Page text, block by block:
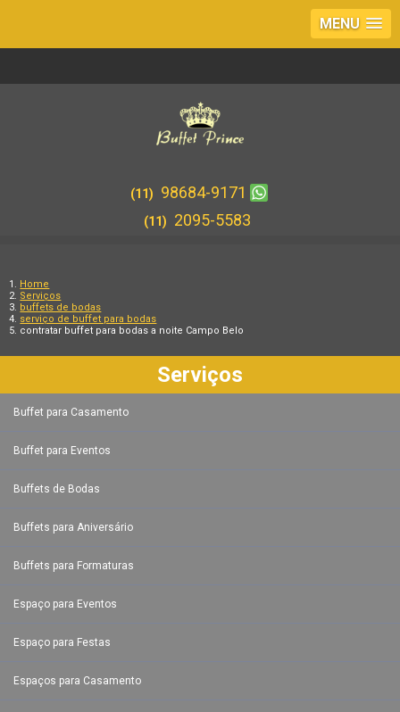
MENU
(11) 98684-9171
(11) 2095-5583
Home
Serviços
buffets de bodas
serviço de buffet para bodas
contratar buffet para bodas a noite Campo Belo
Serviços
Buffet para Casamento
Buffet para Eventos
Buffets de Bodas
Buffets para Aniversário
Buffets para Formaturas
Espaço para Eventos
Espaço para Festas
Espaços para Casamento